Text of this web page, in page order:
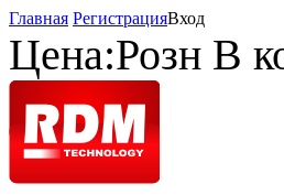
Главная РегистрацияВход
Цена:Розн В